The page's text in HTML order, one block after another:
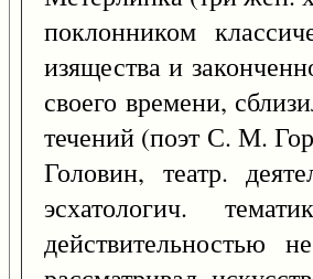
поклонником
изящества и
своего времени,
течений (поэт С. М.
Головин, театр.
эсхатологич.
действительностью